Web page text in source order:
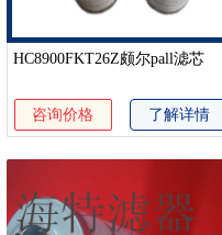
HC8900FKT26Z颇尔pall滤芯
咨询价格 了解详情